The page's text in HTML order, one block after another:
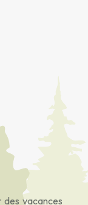
des vacances